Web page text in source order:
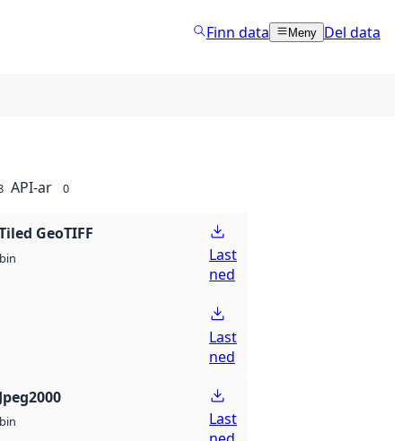
Finn data Meny Del data
API-ar 0
GeoTIFF
bin
Last
ned
Last
ned
bin
Last